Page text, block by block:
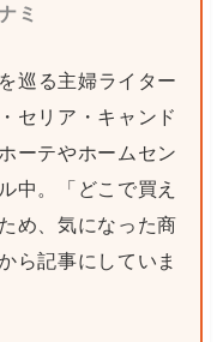
ミ
巡る主婦ライター
セリア・キャンド
ーテやホームセン
中。「どこで買え
め、気になった商
ら記事にしていま